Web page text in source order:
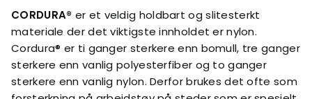
CORDURA® er et veldig holdbart og slitesterkt
materiale der det viktigste innholdet er nylon.
Cordura® er ti ganger sterkere enn bomull, tre ganger
sterkere enn vanlig polyesterfiber og to ganger
sterkere enn vanlig nylon. Derfor brukes det ofte som